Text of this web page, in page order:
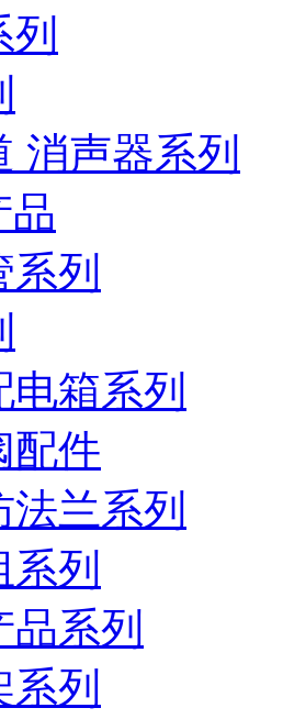
消声器系列
品
列
箱系列
配件
兰系列
列
系列
列